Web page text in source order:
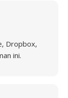
Dropbox,
ini.